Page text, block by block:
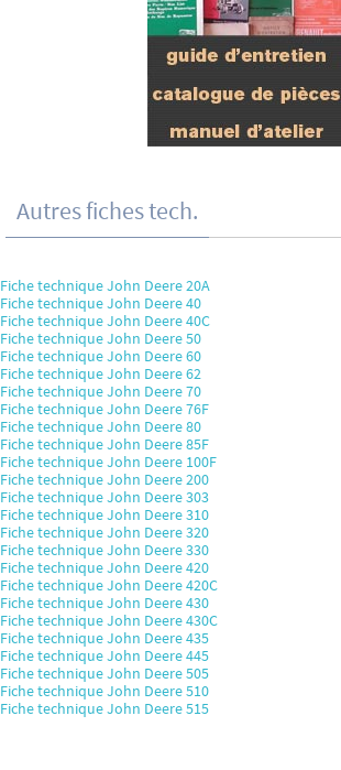
Autres fiches tech.
Fiche technique John Deere 20A
Fiche technique John Deere 40
Fiche technique John Deere 40C
Fiche technique John Deere 50
Fiche technique John Deere 60
Fiche technique John Deere 62
Fiche technique John Deere 70
Fiche technique John Deere 76F
Fiche technique John Deere 80
Fiche technique John Deere 85F
Fiche technique John Deere 100F
Fiche technique John Deere 200
Fiche technique John Deere 303
Fiche technique John Deere 310
Fiche technique John Deere 320
Fiche technique John Deere 330
Fiche technique John Deere 420
Fiche technique John Deere 420C
Fiche technique John Deere 430
Fiche technique John Deere 430C
Fiche technique John Deere 435
Fiche technique John Deere 445
Fiche technique John Deere 505
Fiche technique John Deere 510
Fiche technique John Deere 515